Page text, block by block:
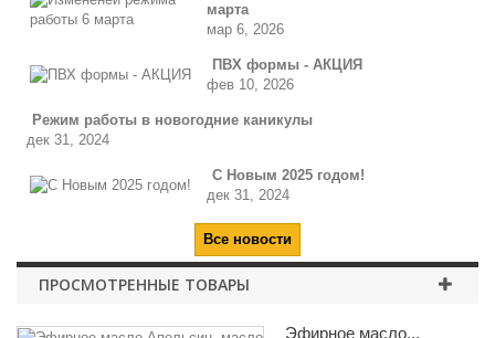
марта
мар 6, 2026
ПВХ формы - АКЦИЯ
фев 10, 2026
Режим работы в новогодние каникулы
дек 31, 2024
С Новым 2025 годом!
дек 31, 2024
Все новости
ПРОСМОТРЕННЫЕ ТОВАРЫ
Эфирное масло...